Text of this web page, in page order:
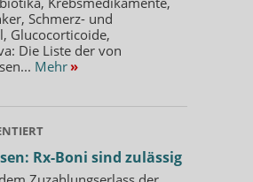
Schmerz- und
Glucocorticoide,
Die Liste der von
Mehr »
Rx-Boni sind zulässig